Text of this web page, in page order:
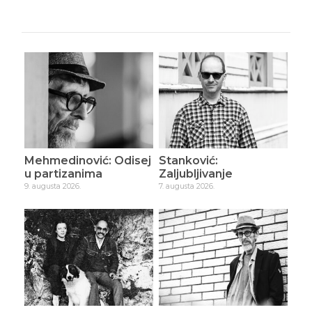
Mehmedinović: Odisej
u partizanima
9. augusta 2026.
Stanković:
Zaljubljivanje
7. augusta 2026.